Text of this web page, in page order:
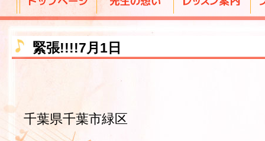
緊張!!!!7月1日
千葉県千葉市緑区